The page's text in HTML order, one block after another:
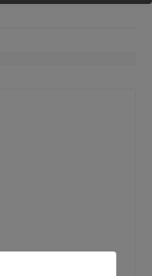
Sie mehr Fett!